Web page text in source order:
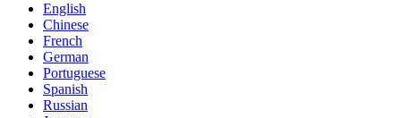
English
Chinese
French
German
Portuguese
Spanish
Russian